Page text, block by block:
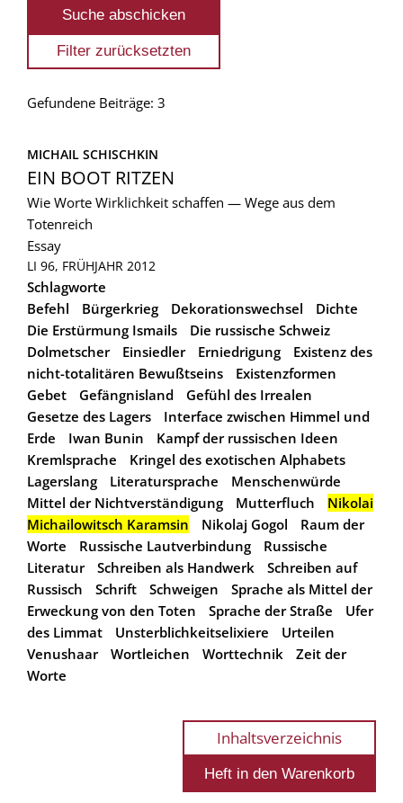
Gefundene Beiträge: 3
MICHAIL SCHISCHKIN
EIN BOOT RITZEN
Wie Worte Wirklichkeit schaffen — Wege aus dem
Totenreich
Essay
LI 96, FRÜHJAHR 2012
Schlagworte
Befehl
Bürgerkrieg Dekorationswechsel
Dichte
Die Erstürmung Ismails
Die russische Schweiz
Dolmetscher
Einsiedler Erniedrigung
Existenz des
nicht-totalitären Bewußtseins
Existenzformen
Gebet
Gefängnisland
Gefühl des Irrealen
Gesetze des Lagers
Interface zwischen Himmel und
Erde
Iwan Bunin
Kampf der russischen Ideen
Kremlsprache
Kringel des exotischen Alphabets
Lagerslang
Literatursprache
Menschenwürde
Mittel der Nichtverständigung
Mutterfluch
Nikolai
Michailowitsch Karamsin
Nikolaj Gogol
Raum der
Worte
Russische Lautverbindung
Russische
Literatur
Schreiben als Handwerk
Schreiben auf
Russisch
Schrift Schweigen
Sprache als Mittel der
Erweckung von den Toten
Sprache der Straße
Ufer
des Limmat
Unsterblichkeitselixiere
Urteilen
Venushaar
Wortleichen Worttechnik
Zeit der
Worte
Inhaltsverzeichnis